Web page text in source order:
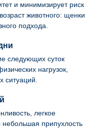
и минимизирует риск
животного: щенки
подхода.
следующих суток
нагрузок,
ситуаций.
легкое
припухлость